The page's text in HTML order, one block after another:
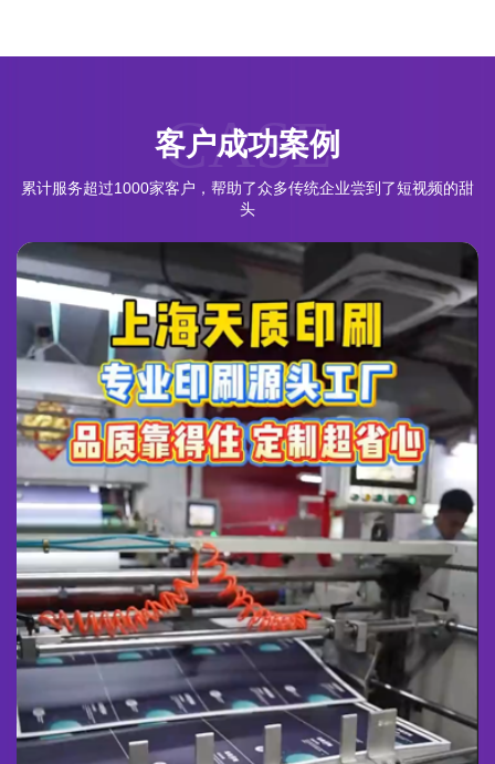
客户成功案例
CASE
累计服务超过1000家客户，帮助了众多传统企业尝到了短视频的甜
头